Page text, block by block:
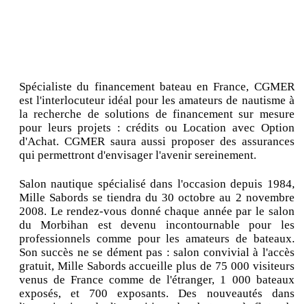
Spécialiste du financement bateau en France, CGMER
est l'interlocuteur idéal pour les amateurs de nautisme à
la recherche de solutions de financement sur mesure
pour leurs projets : crédits ou Location avec Option
d'Achat. CGMER saura aussi proposer des assurances
qui permettront d'envisager l'avenir sereinement.
Salon nautique spécialisé dans l'occasion depuis 1984,
Mille Sabords se tiendra du 30 octobre au 2 novembre
2008. Le rendez-vous donné chaque année par le salon
du Morbihan est devenu incontournable pour les
professionnels comme pour les amateurs de bateaux.
Son succès ne se dément pas : salon convivial à l'accès
gratuit, Mille Sabords accueille plus de 75 000 visiteurs
venus de France comme de l'étranger, 1 000 bateaux
exposés, et 700 exposants. Des nouveautés dans